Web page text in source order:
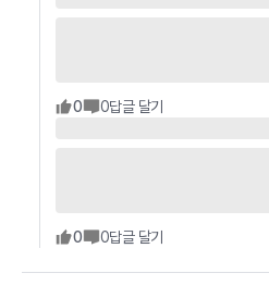
0 0답글 달기
0 0답글 달기